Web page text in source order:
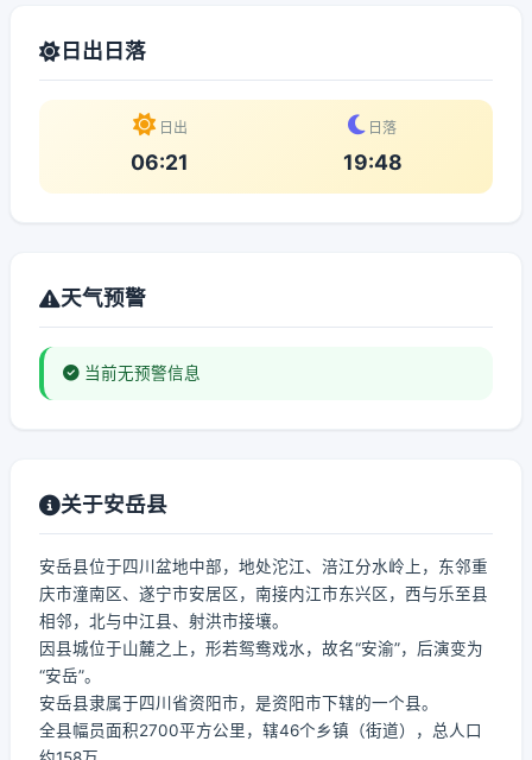
日出日落
日出
06:21
日落
19:48
天气预警
当前无预警信息
关于安岳县
安岳县位于四川盆地中部，地处沱江、涪江分水岭上，东邻重
庆市潼南区、遂宁市安居区，南接内江市东兴区，西与乐至县
相邻，北与中江县、射洪市接壤。
因县城位于山麓之上，形若鸳鸯戏水，故名“安渝”，后演变为
“安岳”。
安岳县隶属于四川省资阳市，是资阳市下辖的一个县。
全县幅员面积2700平方公里，辖46个乡镇（街道），总人口